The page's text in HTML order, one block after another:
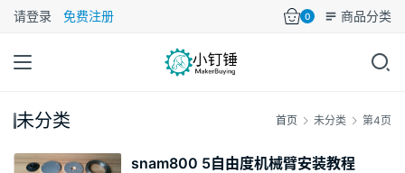
请登录 免费注册 0 商品分类
未分类 首页 未分类 第4页
snam800 5自由度机械臂安装教程